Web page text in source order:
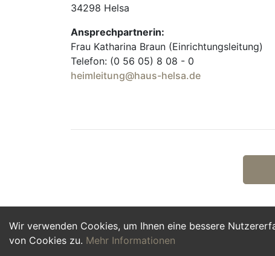
Wir verwenden Cookies, um Ihnen eine bessere
von Cookies zu. Mehr Informationen
34298 Helsa
Ansprechpartnerin:
Frau Katharina Braun (Einrichtungsleitung)
Telefon: (0 56 05) 8 08 - 0
heimleitung@haus-helsa.de